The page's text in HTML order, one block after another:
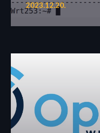
2023.12.20.